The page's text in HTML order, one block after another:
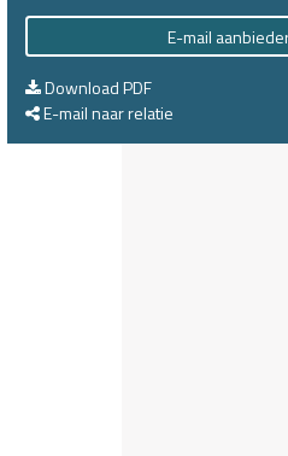
E-mail
Download PDF
E-mail naar relatie